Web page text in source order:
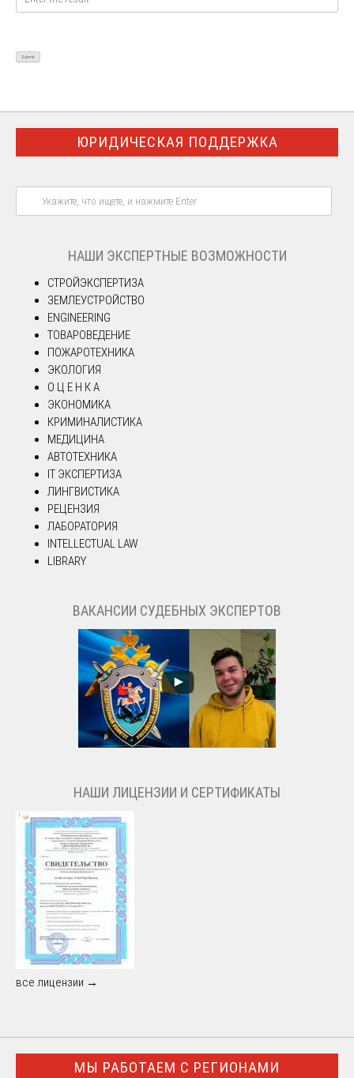
ЮРИДИЧЕСКАЯ ПОДДЕРЖКА
НАШИ ЭКСПЕРТНЫЕ ВОЗМОЖНОСТИ
СТРОЙЭКСПЕРТИЗА
ЗЕМЛЕУСТРОЙСТВО
ENGINEERING
ТОВАРОВЕДЕНИЕ
ПОЖАРОТЕХНИКА
ЭКОЛОГИЯ
О Ц Е Н К А
ЭКОНОМИКА
КРИМИНАЛИСТИКА
МЕДИЦИНА
АВТОТЕХНИКА
IT ЭКСПЕРТИЗА
ЛИНГВИСТИКА
РЕЦЕНЗИЯ
ЛАБОРАТОРИЯ
INTELLECTUAL LAW
LIBRARY
ВАКАНСИИ СУДЕБНЫХ ЭКСПЕРТОВ
НАШИ ЛИЦЕНЗИИ И СЕРТИФИКАТЫ
все лицензии →
МЫ РАБОТАЕМ С РЕГИОНАМИ